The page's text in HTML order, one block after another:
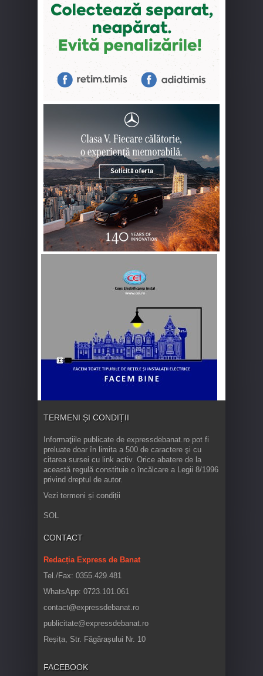
TERMENI ȘI CONDIȚII
Informaţiile publicate de expressdebanat.ro pot fi
preluate doar în limita a 500 de caractere şi cu
citarea sursei cu link activ. Orice abatere de la
această regulă constituie o încălcare a Legii 8/1996
privind dreptul de autor.
Vezi termeni și condiții
SOL
CONTACT
Redacția Express de Banat
Tel./Fax: 0355.429.481
WhatsApp: 0723.101.061
contact@expressdebanat.ro
publicitate@expressdebanat.ro
Reșița, Str. Făgărașului Nr. 10
FACEBOOK